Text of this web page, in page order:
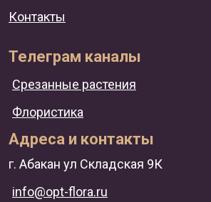
Контакты
Телеграм каналы
Срезанные растения
Флористика
Адреса и контакты
г. Абакан ул Складская 9К
info@opt-flora.ru